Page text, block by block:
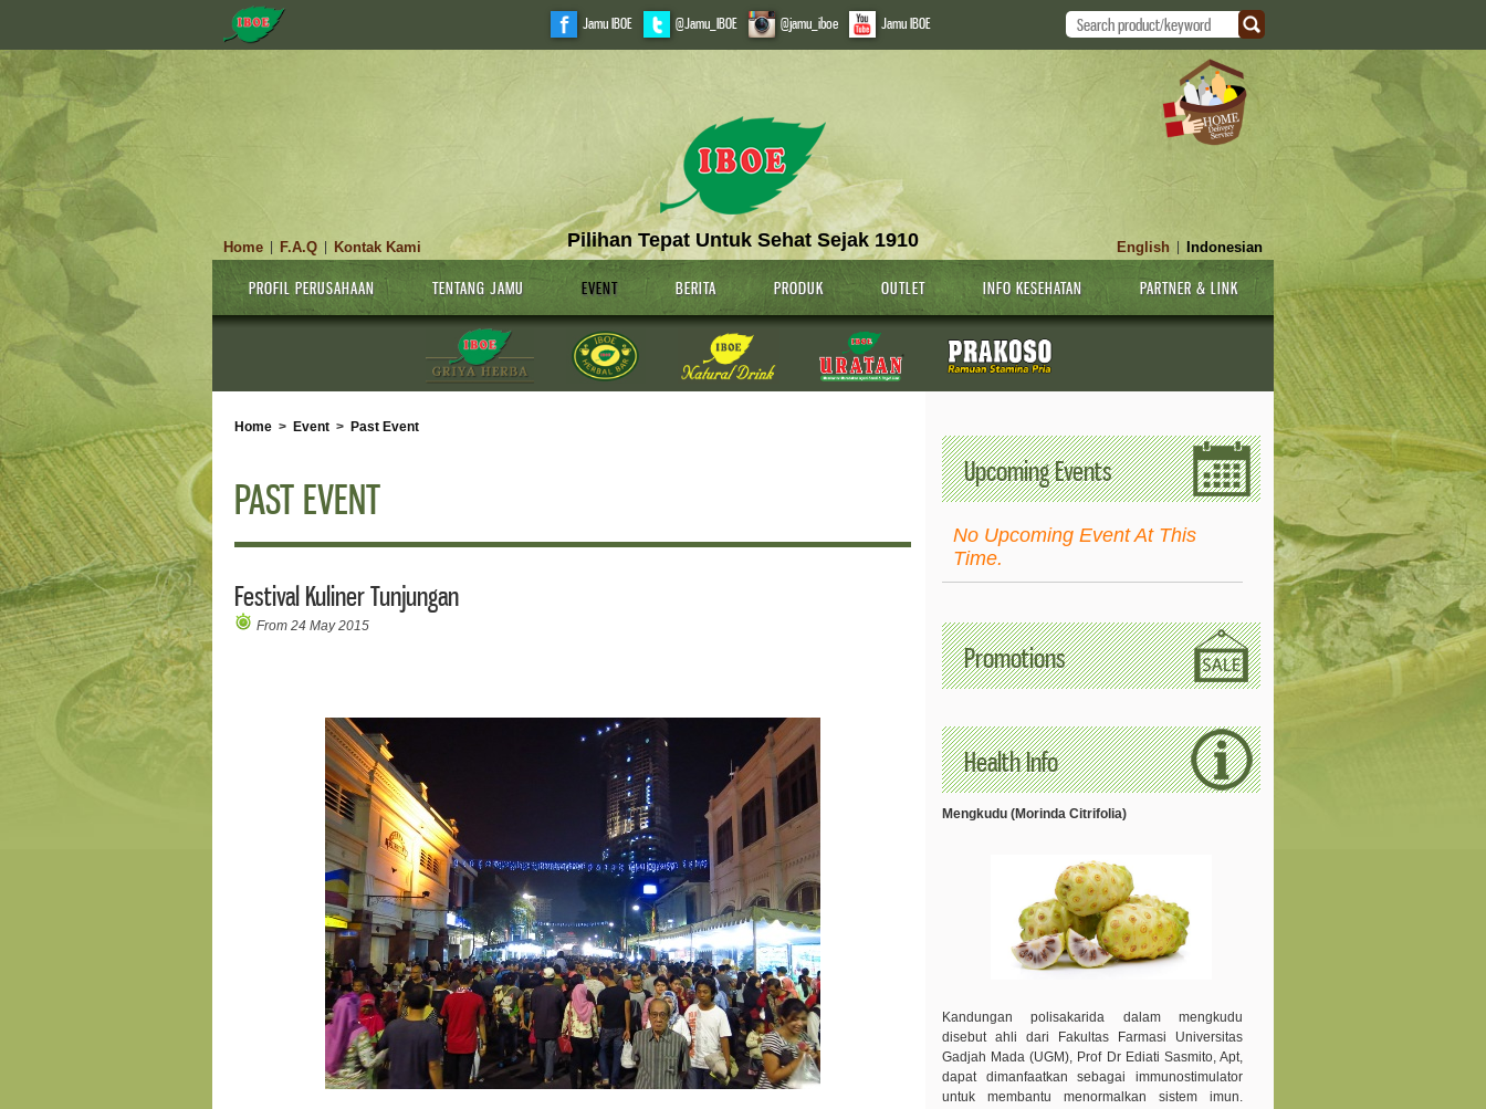
Jamu IBOE @Jamu_IBOE @jamu_iboe Jamu IBOE
Pilihan Tepat Untuk Sehat Sejak 1910
Home F.A.Q Kontak Kami English Indonesian
PROFIL PERUSAHAAN TENTANG JAMU EVENT BERITA PRODUK OUTLET INFO KESEHATAN PARTNER & LINK
Home > Event > Past Event
PAST EVENT
Festival Kuliner Tunjungan
From 24 May 2015
Upcoming Events
No Upcoming Event At This
Time.
Promotions
Health Info
Mengkudu (Morinda Citrifolia)
Kandungan polisakarida dalam mengkudu
disebut ahli dari Fakultas Farmasi Universitas
Gadjah Mada (UGM), Prof Dr Ediati Sasmito, Apt,
dapat dimanfaatkan sebagai immunostimulator
untuk membantu menormalkan sistem imun.